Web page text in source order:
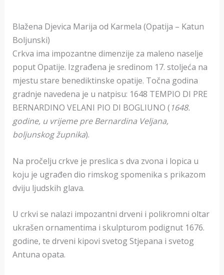
Blažena Djevica Marija od Karmela (Opatija – Katun
Boljunski)
Crkva ima impozantne dimenzije za maleno naselje
poput Opatije. Izgrađena je sredinom 17. stoljeća na
mjestu stare benediktinske opatije. Točna godina
gradnje navedena je u natpisu: 1648 TEMPIO DI PRE
BERNARDINO VELANI PIO DI BOGLIUNO ( 1648.
godine, u vrijeme pre Bernardina Veljana,
boljunskog župnika).
Na pročelju crkve je preslica s dva zvona i lopica u
koju je ugrađen dio rimskog spomenika s prikazom
dviju ljudskih glava.
U crkvi se nalazi impozantni drveni i polikromni oltar
ukrašen ornamentima i skulpturom podignut 1676.
godine, te drveni kipovi svetog Stjepana i svetog
Antuna opata.